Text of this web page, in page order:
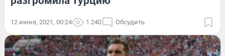
12 июня, 2021, 00:24 1 240 Обсудить